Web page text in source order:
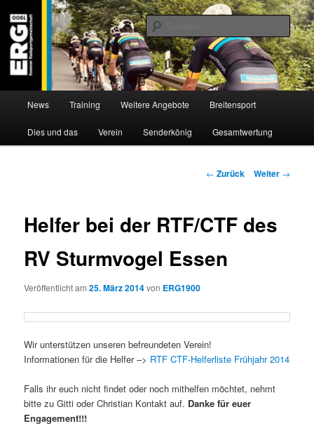
Inhalt
wechseln
ERG 1900 e.V
Willkommen bei der Essener Radsportgemeinschaft
News Training Weitere Angebote Breitensport
Dies und das Verein Senderkönig Gesamtwertung
Beitragsnavigation
← Zurück Weiter →
Helfer bei der RTF/CTF des
RV Sturmvogel Essen
Veröffentlicht am25. März 2014von ERG1900
Wir unterstützen unseren befreundeten Verein!
Informationen für die Helfer –> RTF CTF-Helferliste Frühjahr 2014
Falls ihr euch nicht findet oder noch mithelfen möchtet, nehmt
bitte zu Gitti oder Christian Kontakt auf. Danke für euer
Engagement!!!